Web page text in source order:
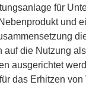
für
und
auf die Nutzung
ausgerichtet
das Erhitzen von